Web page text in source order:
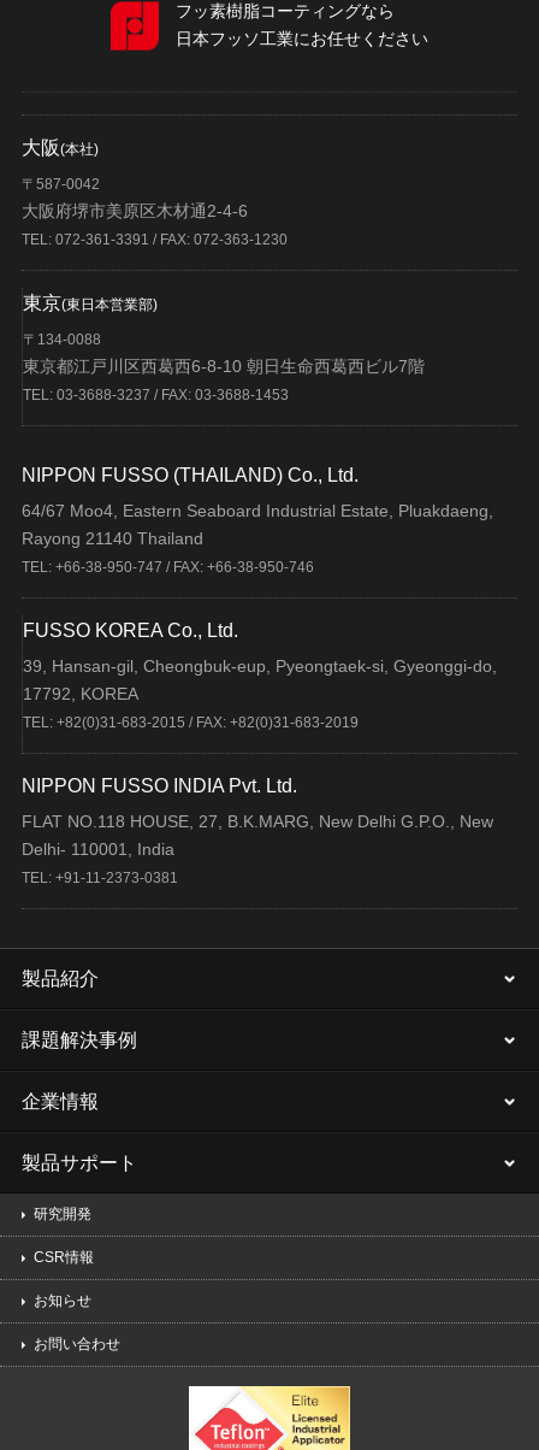
フッ素樹脂コーティングなら
日本フッソ工業にお任せください
大阪(本社)
〒587-0042
大阪府堺市美原区木材通2-4-6
TEL: 072-361-3391 / FAX: 072-363-1230
東京(東日本営業部)
〒134-0088
東京都江戸川区西葛西6-8-10 朝日生命西葛西ビル7階
TEL: 03-3688-3237 / FAX: 03-3688-1453
NIPPON FUSSO (THAILAND) Co., Ltd.
64/67 Moo4, Eastern Seaboard Industrial Estate, Pluakdaeng,
Rayong 21140 Thailand
TEL: +66-38-950-747 / FAX: +66-38-950-746
FUSSO KOREA Co., Ltd.
39, Hansan-gil, Cheongbuk-eup, Pyeongtaek-si, Gyeonggi-do,
17792, KOREA
TEL: +82(0)31-683-2015 / FAX: +82(0)31-683-2019
NIPPON FUSSO INDIA Pvt. Ltd.
FLAT NO.118 HOUSE, 27, B.K.MARG, New Delhi G.P.O., New
Delhi- 110001, India
TEL: +91-11-2373-0381
製品紹介
課題解決事例
企業情報
製品サポート
研究開発
CSR情報
お知らせ
お問い合わせ